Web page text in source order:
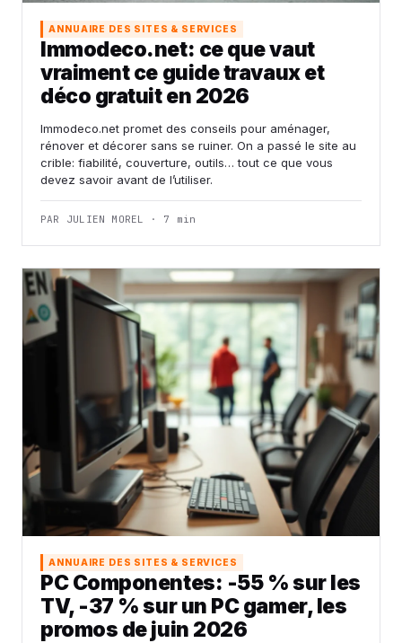
ANNUAIRE DES SITES & SERVICES
Immodeco.net: ce que vaut
vraiment ce guide travaux et
déco gratuit en 2026
Immodeco.net promet des conseils pour aménager,
rénover et décorer sans se ruiner. On a passé le site au
crible: fiabilité, couverture, outils… tout ce que vous
devez savoir avant de l’utiliser.
PAR JULIEN MOREL · 7 min
ANNUAIRE DES SITES & SERVICES
PC Componentes: -55 % sur les
TV, -37 % sur un PC gamer, les
promos de juin 2026